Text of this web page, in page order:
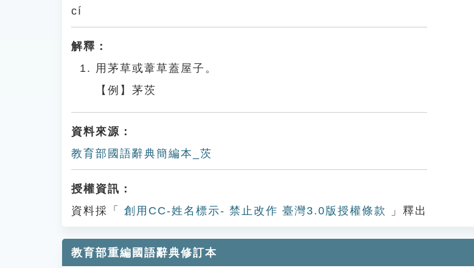
cí
解釋：
用茅草或葦草蓋屋子。
【例】茅茨
資料來源：
教育部國語辭典簡編本_茨
授權資訊：
資料採「
創用CC-姓名標示- 禁止改作 臺灣3.0版授權條款 」釋出
教育部重編國語辭典修訂本